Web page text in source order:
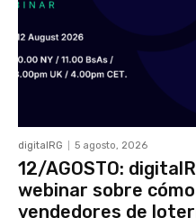
digitalRG 5 agosto, 2026
12/AGOSTO:
webinar sobre
vendedores de